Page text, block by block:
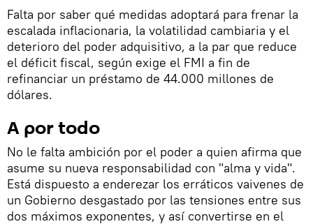
Falta por saber qué medidas adoptará para frenar la
escalada inflacionaria, la volatilidad cambiaria y el
deterioro del poder adquisitivo, a la par que reduce
el déficit fiscal, según exige el FMI a fin de
refinanciar un préstamo de 44.000 millones de
dólares.
A por todo
No le falta ambición por el poder a quien afirma que
asume su nueva responsabilidad con "alma y vida".
Está dispuesto a enderezar los erráticos vaivenes de
un Gobierno desgastado por las tensiones entre sus
dos máximos exponentes, y así convertirse en el